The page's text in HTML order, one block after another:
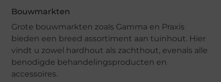
Bouwmarkten
Grote bouwmarkten zoals Gamma en Praxis
bieden een breed assortiment aan tuinhout. Hier
vindt u zowel hardhout als zachthout, evenals alle
benodigde behandelingsproducten en
accessoires.